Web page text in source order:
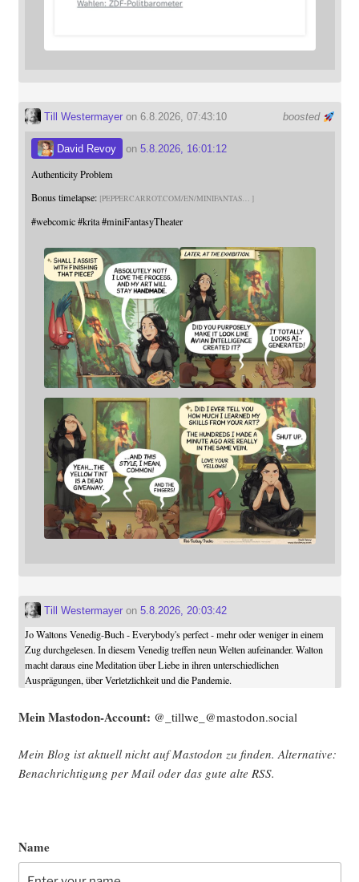
boosted
Till Westermayeron 6.8.2026, 07:43:10
David Revoy on 5.8.2026, 16:01:12
Authenticity Problem
Bonus timelapse: PEPPERCARROT.COM/EN/MINIFANTAS
#webcomic #krita #miniFantasyTheater
Till Westermayeron 5.8.2026, 20:03:42
Jo Waltons Venedig-Buch - Everybody's perfect - mehr oder weniger in einem
Zug durchgelesen. In diesem Venedig treffen neun Welten aufeinander. Walton
macht daraus eine Meditation über Liebe in ihren unterschiedlichen
Ausprägungen, über Verletzlichkeit und die Pandemie.
Mein Mast­o­don-Account: @_tillwe_@mastodon.social
Mein Blog ist aktu­ell nicht auf Mast­o­don zu fin­den. Alter­na­ti­ve:
Benach­rich­ti­gung per Mail oder das gute alte RSS.
Name